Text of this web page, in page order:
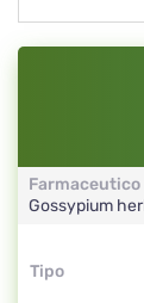
Farmaceutico
Gossypium
Tipo